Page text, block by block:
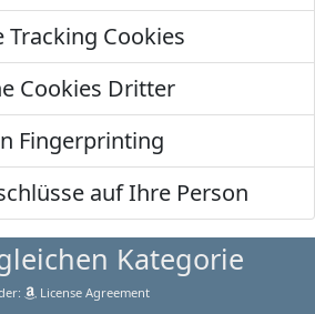
Tracking Cookies
Cookies Dritter
Fingerprinting
auf Ihre Person
Kategorie
License Agreement